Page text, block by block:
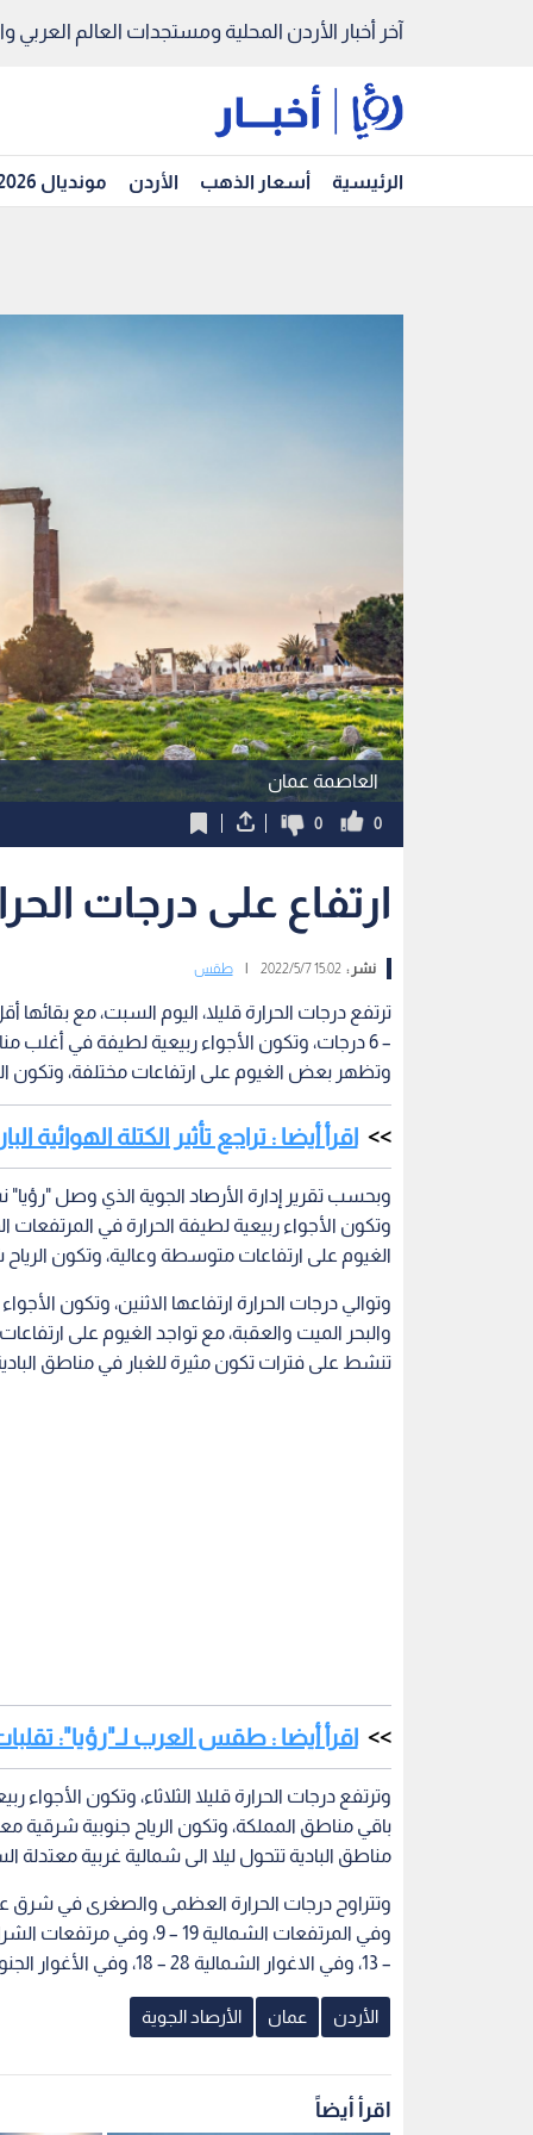
آخر أخبار الأردن المحلية ومستجدات العالم العربي
الرئيسية أسعار الذهب الأردن مونديال 2026
العاصمة عمان
0
0
ارتفاع على درجات
نشر :15:02 2022/5/7 طقس
– 6 درجات، وتكون الأجواء ربيعية لطيفة في أغلب
وتظهر بعض الغيوم على ارتفاعات مختلفة، وتكون
اقرأ أيضا : تراجع تأثير الكتلة الهوائية
وبحسب تقرير إدارة الأرصاد الجوية الذي وصل "رؤيا"
وتكون الأجواء ربيعية لطيفة الحرارة في المرتفعات
الغيوم على ارتفاعات متوسطة وعالية، وتكون
وتوالي درجات الحرارة ارتفاعها الاثنين، وتكون
والبحر الميت والعقبة، مع تواجد الغيوم على
تنشط على فترات تكون مثيرة للغبار في مناطق
اقرأ أيضا : طقس العرب لـ"رؤيا":
وترتفع درجات الحرارة قليلا الثلاثاء، وتكون
باقي مناطق المملكة، وتكون الرياح جنوبية شرقية
مناطق البادية تتحول ليلا الى شمالية غربية معتدلة
– 13، وفي الاغوار الشمالية 28 – 18، وفي الأغوار الجنوبية 32 – 20، وفي البحر الميت وخليج العقبة 29 – 19 درجة مئوية.
الأردن عمان الأرصاد الجوية
اقرأ أيضاً